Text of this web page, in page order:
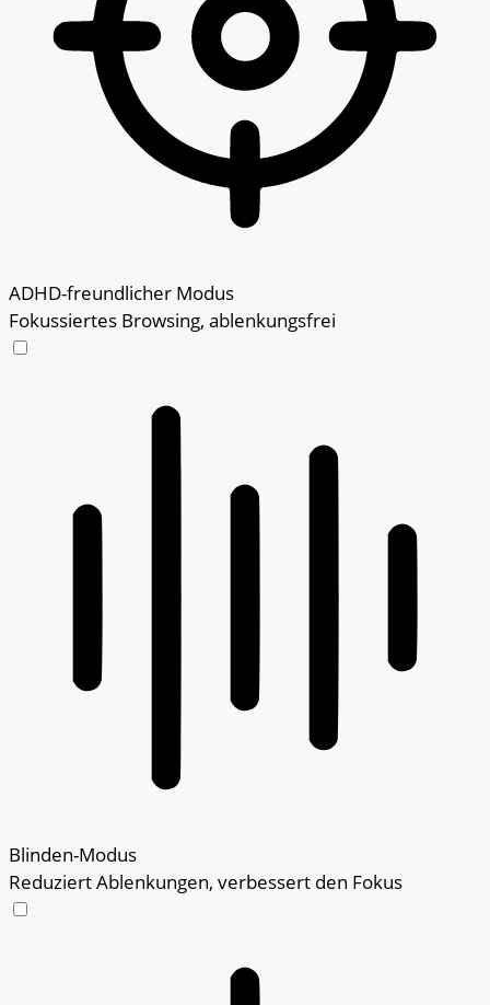
ADHD-freundlicher Modus
Fokussiertes Browsing, ablenkungsfrei
Blinden-Modus
Reduziert Ablenkungen, verbessert den Fokus